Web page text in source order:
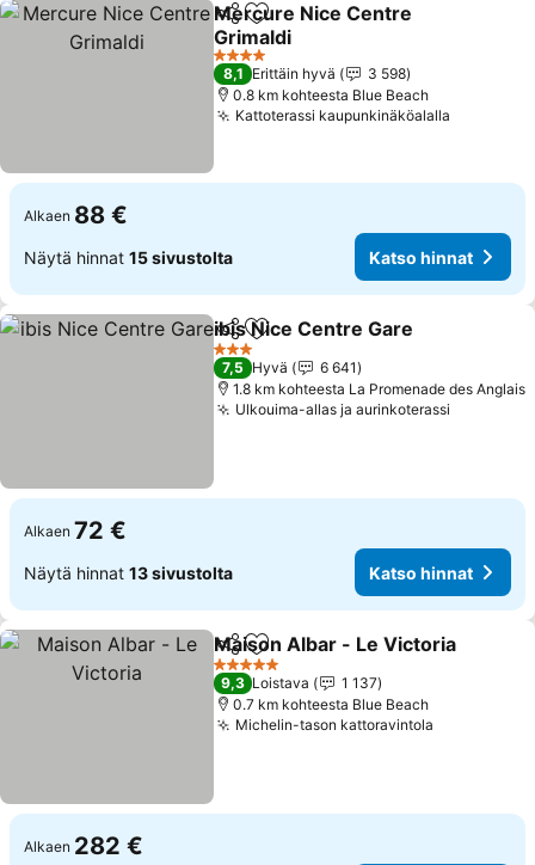
Jaa Lisää suosikkeihin
Mercure Nice Centre
Grimaldi
Katso hinnat
4 Tähtiluokitus
8,1 Erittäin hyvä
3 598
0.8 km kohteesta Blue Beach
Kattoterassi kaupunkinäköalalla
Alkaen 88 €
Näytä hinnat 15 sivustolta Katso hinnat
Jaa Lisää suosikkeihin
ibis Nice Centre Gare
3 Tähtiluokitus
7,5 Hyvä
6 641
1.8 km kohteesta La Promenade des Anglais
Ulkouima-allas ja aurinkoterassi
Alkaen 72 €
Näytä hinnat 13 sivustolta Katso hinnat
Jaa Lisää suosikkeihin
Maison Albar - Le Victoria
5 Tähtiluokitus
9,3 Loistava
1 137
0.7 km kohteesta Blue Beach
Michelin-tason kattoravintola
Alkaen 282 €